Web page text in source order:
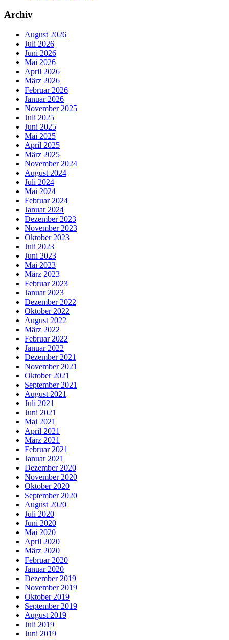
Archiv
August 2026
Juli 2026
Juni 2026
Mai 2026
April 2026
März 2026
Februar 2026
Januar 2026
November 2025
Juli 2025
Juni 2025
Mai 2025
April 2025
März 2025
November 2024
August 2024
Juli 2024
Mai 2024
Februar 2024
Januar 2024
Dezember 2023
November 2023
Oktober 2023
Juli 2023
Juni 2023
Mai 2023
März 2023
Februar 2023
Januar 2023
Dezember 2022
Oktober 2022
August 2022
März 2022
Februar 2022
Januar 2022
Dezember 2021
November 2021
Oktober 2021
September 2021
August 2021
Juli 2021
Juni 2021
Mai 2021
April 2021
März 2021
Februar 2021
Januar 2021
Dezember 2020
November 2020
Oktober 2020
September 2020
August 2020
Juli 2020
Juni 2020
Mai 2020
April 2020
März 2020
Februar 2020
Januar 2020
Dezember 2019
November 2019
Oktober 2019
September 2019
August 2019
Juli 2019
Juni 2019